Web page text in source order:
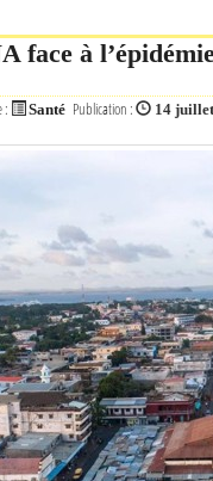
face à
: Santé Publication : 14